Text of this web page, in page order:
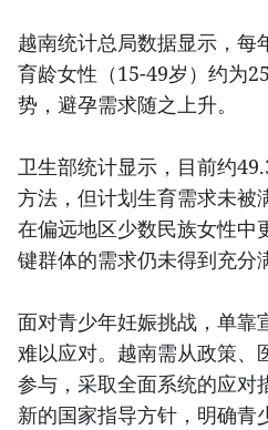
越南统计总局数据显示，每
育龄女性（15-49岁）约为
势，避孕需求随之上升。
卫生部统计显示，目前约
方法，但计划生育需求未被
在偏远地区少数民族女性中
键群体的需求仍未得到充分
面对青少年妊娠挑战，单靠
难以应对。越南需从政策、
参与，采取全面系统的应对
新的国家指导方针，明确青